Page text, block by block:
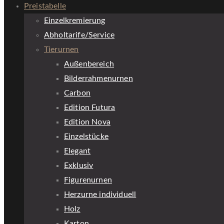
Preistabelle
Einzelkremierung
Abholtarife/Service
Tierurnen
Außenbereich
Bilderrahmenurnen
Carbon
Edition Futura
Edition Nova
Einzelstücke
Elegant
Exklusiv
Figurenurnen
Herzurne individuell
Holz